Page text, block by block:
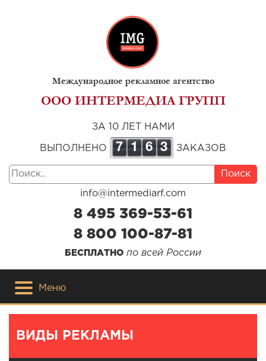
Международное рекламное агентство
ООО ИНТЕРМЕДИА ГРУПП
ЗА 10 ЛЕТ НАМИ
ВЫПОЛНЕНО 7 1 6 3 ЗАКАЗОВ
Поиск
info@intermediarf.com
8 495 369-53-61
8 800 100-87-81
БЕСПЛАТНО по всей России
Меню
ВИДЫ РЕКЛАМЫ